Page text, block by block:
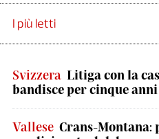
I più letti
Svizzera Litiga con la
bandisce per cinque anni
Vallese Crans-Montana: